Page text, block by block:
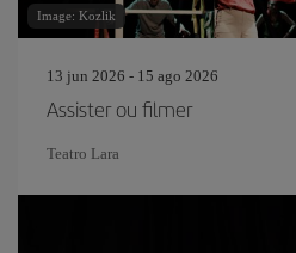
Image: Kozlik
13 jun 2026 - 15 ago 2026
Assister ou filmer
Teatro Lara